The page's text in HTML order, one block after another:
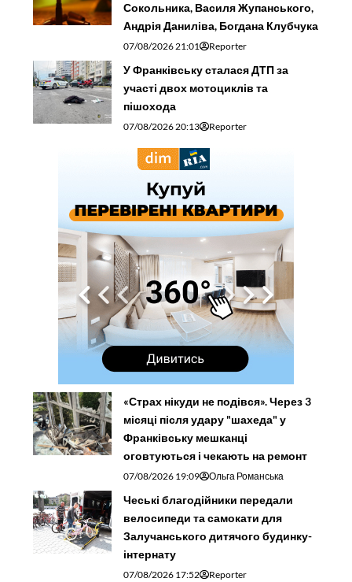
Сокольника, Василя Жупанського,
Андрія Даниліва, Богдана Клубчука
07/08/2026 21:01 Reporter
У Франківську сталася ДТП за
участі двох мотоциклів та
пішохода
07/08/2026 20:13 Reporter
«Страх нікуди не подівся». Через 3
місяці після удару "шахеда" у
Франківську мешканці
оговтуються і чекають на ремонт
07/08/2026 19:09 Ольга Романська
Чеські благодійники передали
велосипеди та самокати для
Залучанського дитячого будинку-
інтернату
07/08/2026 17:52 Reporter